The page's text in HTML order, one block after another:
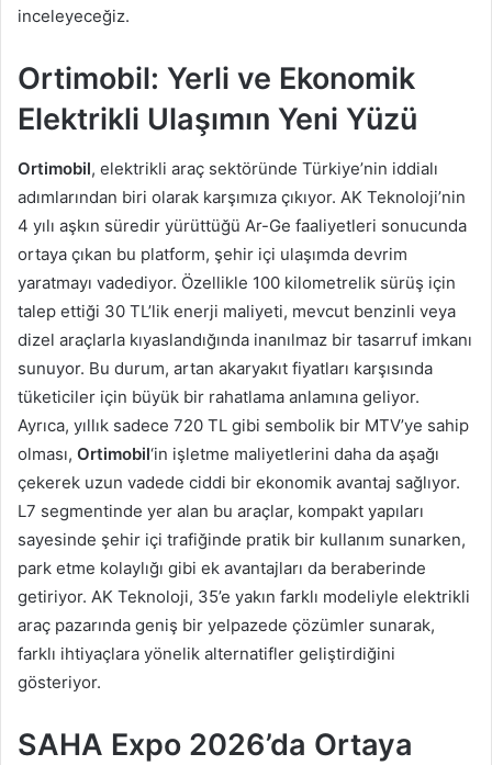
inceleyeceğiz.
Ortimobil: Yerli ve Ekonomik
Elektrikli Ulaşımın Yeni Yüzü
Ortimobil, elektrikli araç sektöründe Türkiye’nin iddialı
adımlarından biri olarak karşımıza çıkıyor. AK Teknoloji’nin
4 yılı aşkın süredir yürüttüğü Ar-Ge faaliyetleri sonucunda
ortaya çıkan bu platform, şehir içi ulaşımda devrim
yaratmayı vadediyor. Özellikle 100 kilometrelik sürüş için
talep ettiği 30 TL’lik enerji maliyeti, mevcut benzinli veya
dizel araçlarla kıyaslandığında inanılmaz bir tasarruf imkanı
sunuyor. Bu durum, artan akaryakıt fiyatları karşısında
tüketiciler için büyük bir rahatlama anlamına geliyor.
Ayrıca, yıllık sadece 720 TL gibi sembolik bir MTV’ye sahip
olması, Ortimobil‘in işletme maliyetlerini daha da aşağı
çekerek uzun vadede ciddi bir ekonomik avantaj sağlıyor.
L7 segmentinde yer alan bu araçlar, kompakt yapıları
sayesinde şehir içi trafiğinde pratik bir kullanım sunarken,
park etme kolaylığı gibi ek avantajları da beraberinde
getiriyor. AK Teknoloji, 35’e yakın farklı modeliyle elektrikli
araç pazarında geniş bir yelpazede çözümler sunarak,
farklı ihtiyaçlara yönelik alternatifler geliştirdiğini
gösteriyor.
SAHA Expo 2026’da Ortaya